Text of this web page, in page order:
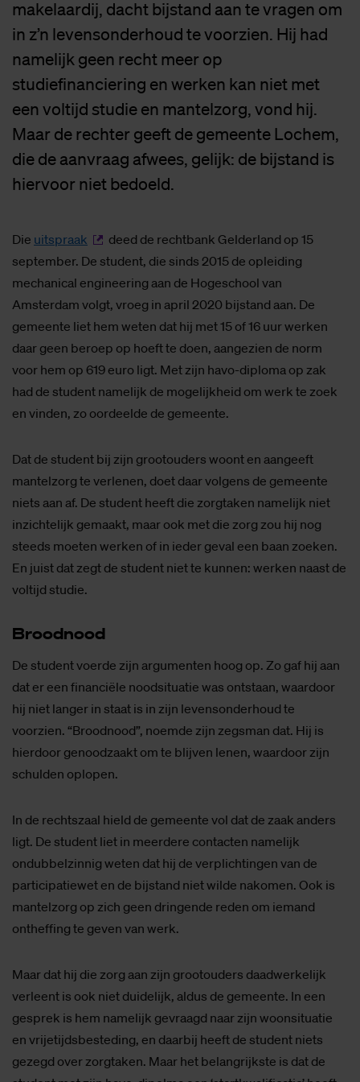
makelaardij, dacht bijstand aan te vragen om
in z’n levensonderhoud te voorzien. Hij had
namelijk geen recht meer op
studiefinanciering en werken kan niet met
een voltijd studie en mantelzorg, vond hij.
Maar de rechter geeft de gemeente Lochem,
die de aanvraag afwees, gelijk: de bijstand is
hiervoor niet bedoeld.
Die uitspraak
deed de rechtbank Gelderland op 15
september. De student, die sinds 2015 de opleiding
mechanical engineering aan de Hogeschool van
Amsterdam volgt, vroeg in april 2020 bijstand aan. De
gemeente liet hem weten dat hij met 15 of 16 uur werken
daar geen beroep op hoeft te doen, aangezien de norm
voor hem op 619 euro ligt. Met zijn havo-diploma op zak
had de student namelijk de mogelijkheid om werk te zoek
en vinden, zo oordeelde de gemeente.
Dat de student bij zijn grootouders woont en aangeeft
mantelzorg te verlenen, doet daar volgens de gemeente
niets aan af. De student heeft die zorgtaken namelijk niet
inzichtelijk gemaakt, maar ook met die zorg zou hij nog
steeds moeten werken of in ieder geval een baan zoeken.
En juist dat zegt de student niet te kunnen: werken naast de
voltijd studie.
Brood­nood
De student voerde zijn argumenten hoog op. Zo gaf hij aan
dat er een financiële noodsituatie was ontstaan, waardoor
hij niet langer in staat is in zijn levensonderhoud te
voorzien. “Broodnood”, noemde zijn zegsman dat. Hij is
hierdoor genoodzaakt om te blijven lenen, waardoor zijn
schulden oplopen.
In de rechtszaal hield de gemeente vol dat de zaak anders
ligt. De student liet in meerdere contacten namelijk
ondubbelzinnig weten dat hij de verplichtingen van de
participatiewet en de bijstand niet wilde nakomen. Ook is
mantelzorg op zich geen dringende reden om iemand
ontheffing te geven van werk.
Maar dat hij die zorg aan zijn grootouders daadwerkelijk
verleent is ook niet duidelijk, aldus de gemeente. In een
gesprek is hem namelijk gevraagd naar zijn woonsituatie
en vrijetijdsbesteding, en daarbij heeft de student niets
gezegd over zorgtaken. Maar het belangrijkste is dat de